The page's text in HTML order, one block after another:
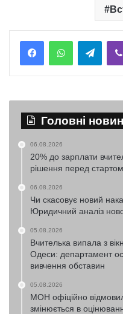
Головні
06.08.2026
20% до зарплати
рішення перед
06.08.2026
Чи скасовує новий
Юридичний аналіз
05.08.2026
Вчителька випала з
Одеси: департамент
вивчення обставин
05.08.2026
МОН офіційно
змінюється в